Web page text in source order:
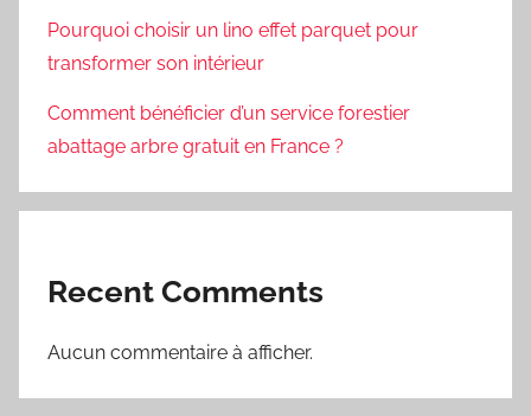
Pourquoi choisir un lino effet parquet pour
transformer son intérieur
Comment bénéficier d’un service forestier
abattage arbre gratuit en France ?
Recent Comments
Aucun commentaire à afficher.